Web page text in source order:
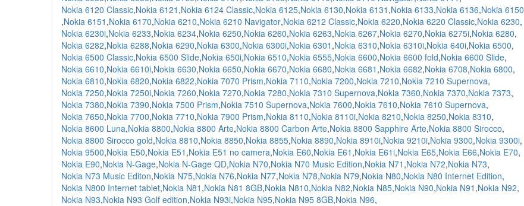
Nokia 6120 Classic,Nokia 6121 ,Nokia 6124 Classic,Nokia 6125,Nokia 6130,Nokia 6131 ,Nokia 6133,Nokia 6136,Nokia 6150
,Nokia 6151 ,Nokia 6170,Nokia 6210,Nokia 6210 Navigator,Nokia 6212 Classic,Nokia 6220,Nokia 6220 Classic,Nokia 6230,
Nokia 6230i,Nokia 6233,Nokia 6234,Nokia 6250,Nokia 6260,Nokia 6263,Nokia 6267,Nokia 6270,Nokia 6275i,Nokia 6280,
Nokia 6282,Nokia 6288,Nokia 6290,Nokia 6300,Nokia 6300i,Nokia 6301 ,Nokia 6310,Nokia 6310i,Nokia 640i,Nokia 6500,
Nokia 6500 Classic,Nokia 6500 Slide,Nokia 650i,Nokia 6510,Nokia 6555,Nokia 6600,Nokia 6600 fold,Nokia 6600 Slide,
Nokia 6610,Nokia 6610i,Nokia 6630,Nokia 6650,Nokia 6670,Nokia 6680,Nokia 6681 ,Nokia 6682,Nokia 6708,Nokia 6800,
Nokia 6810,Nokia 6820,Nokia 6822,Nokia 7070 Prism,Nokia 7110,Nokia 7200,Nokia 7210,Nokia 7210 Supernova,
Nokia 7250,Nokia 7250i,Nokia 7260,Nokia 7270,Nokia 7280,Nokia 7310 Supernova,Nokia 7360,Nokia 7370,Nokia 7373,
Nokia 7380,Nokia 7390,Nokia 7500 Prism,Nokia 7510 Supernova,Nokia 7600,Nokia 7610,Nokia 7610 Supernova,
Nokia 7650,Nokia 7700,Nokia 7710,Nokia 7900 Prism,Nokia 8110,Nokia 8110i,Nokia 8210,Nokia 8250,Nokia 8310,
Nokia 8600 Luna,Nokia 8800,Nokia 8800 Arte,Nokia 8800 Carbon Arte,Nokia 8800 Sapphire Arte,Nokia 8800 Sirocco,
Nokia 8800 Sirocco gold,Nokia 8810,Nokia 8850,Nokia 8855,Nokia 8890,Nokia 8910i,Nokia 9210i,Nokia 9300,Nokia 9300i,
Nokia 9500,Nokia E50,Nokia E51 ,Nokia E51 no camera,Nokia E60,Nokia E61 ,Nokia E61i,Nokia E65,Nokia E66,Nokia E70,
Nokia E90,Nokia N-Gage,Nokia N-Gage QD,Nokia N70,Nokia N70 Music Edition,Nokia N71 ,Nokia N72,Nokia N73,
Nokia N73 Music Editon,Nokia N75,Nokia N76,Nokia N77,Nokia N78,Nokia N79,Nokia N80,Nokia N80 Internet Edition,
Nokia N800 Internet tablet,Nokia N81 ,Nokia N81 8GB,Nokia N810,Nokia N82,Nokia N85,Nokia N90,Nokia N91 ,Nokia N92,
Nokia N93,Nokia N93 Golf edition,Nokia N93i,Nokia N95,Nokia N95 8GB,Nokia N96,